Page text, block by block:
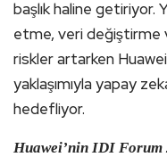
başlık haline getiriyor.
etme, veri değiştirme
riskler artarken
yaklaşımıyla yapay
hedefliyor.
Huawei’nin IDI Forum